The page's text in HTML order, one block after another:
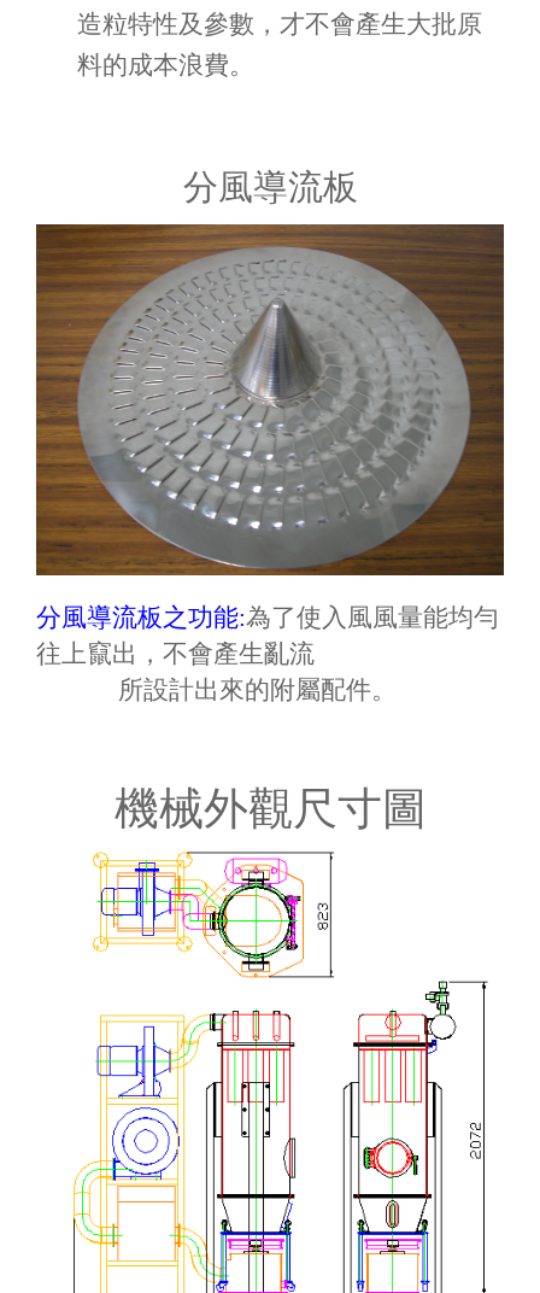
造粒特性及參數，才不會產生大批原
料的成本浪費。
分風導流板
分風導流板之功能:為了使入風風量能均勻
往上竄出，不會產生亂流
所設計出來的附屬配件。
機械外觀尺寸圖